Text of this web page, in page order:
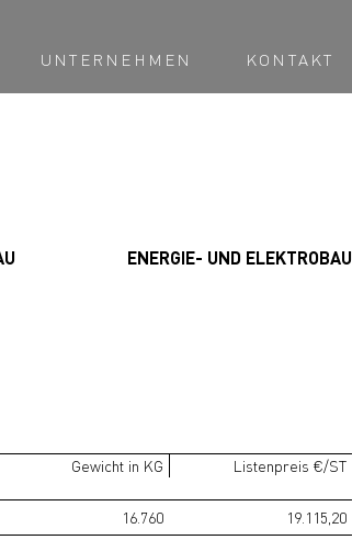
UNTERNEHMEN KONTAKT
ENERGIE- UND ELEKTROBAU
Gewicht in KG Listenpreis €/ST
16.760 19.115,20